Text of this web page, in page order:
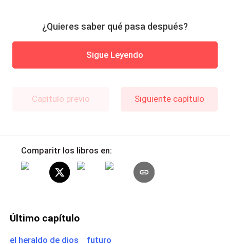
¿Quieres saber qué pasa después?
Sigue Leyendo
Capítulo previo Siguiente capítulo
Comparitr los libros en:
Último capítulo
el heraldo de dios futuro